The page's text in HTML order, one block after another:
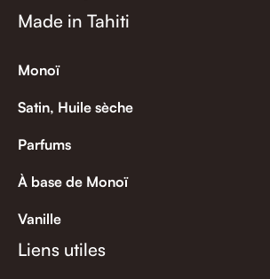
Made in Tahiti
Monoï
Satin, Huile sèche
Parfums
À base de Monoï
Vanille
Liens utiles